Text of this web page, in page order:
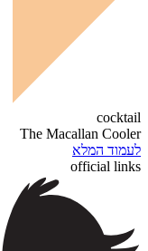
cocktail
The Macallan Cooler
לעמוד המלא
official links